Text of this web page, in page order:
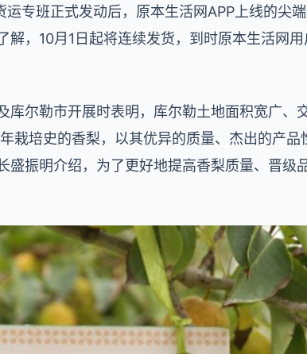
运专班正式发动后，原本生活网APP上线的尖
解，10月1日起将连续发货，到时原本生活网
库尔勒市开展时表明，库尔勒土地面积宽广、
栽培史的香梨，以其优异的质量、杰出的产品
盛振明介绍，为了更好地提高香梨质量、晋级